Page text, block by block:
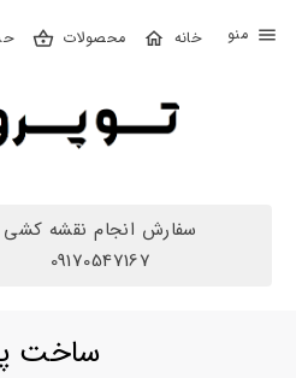
محصولات حساب کاربری
بستن
محصولات
سفارش انجام نقشه کشی
09170547167
ساخت